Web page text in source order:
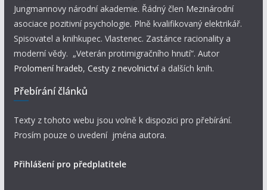
Jungmannovy národní akademie. Řádný člen Mezinárodní
asociace pozitivní psychologie. Plně kvalifikovaný elektrikář.
Spisovatel a knihkupec. Vlastenec. Zastánce racionality a
moderní vědy. „Veterán protimigračního hnutí“. Autor
Prolomení hradeb, Cesty z nevolnictví a dalších knih.
Přebírání článků
Texty z tohoto webu jsou volně k dispozici pro přebírání.
Prosím pouze o uvedení jména autora.
Přihlášení pro předplatitele